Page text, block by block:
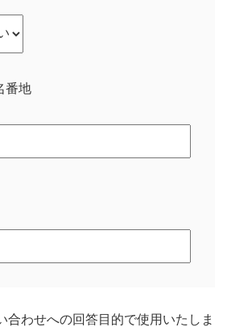
番地
合わせへの回答目的で使用いたしま